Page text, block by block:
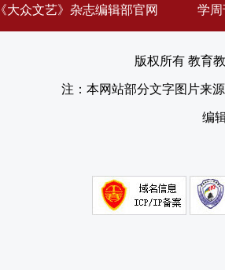
《大众文艺》杂志编辑部官网 学周
版权所有 教育
注：本网站部分文字图片来
编